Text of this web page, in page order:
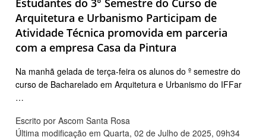
Arquitetura e Urbanismo Participam de
Atividade Técnica promovida em parceria
com a empresa Casa da Pintura
Na manhã gelada de terça-feira os alunos do º semestre do
curso de Bacharelado em Arquitetura e Urbanismo do IFFar
…
Escrito por Ascom Santa Rosa
Última modificação em Quarta, 02 de Julho de 2025, 09h34